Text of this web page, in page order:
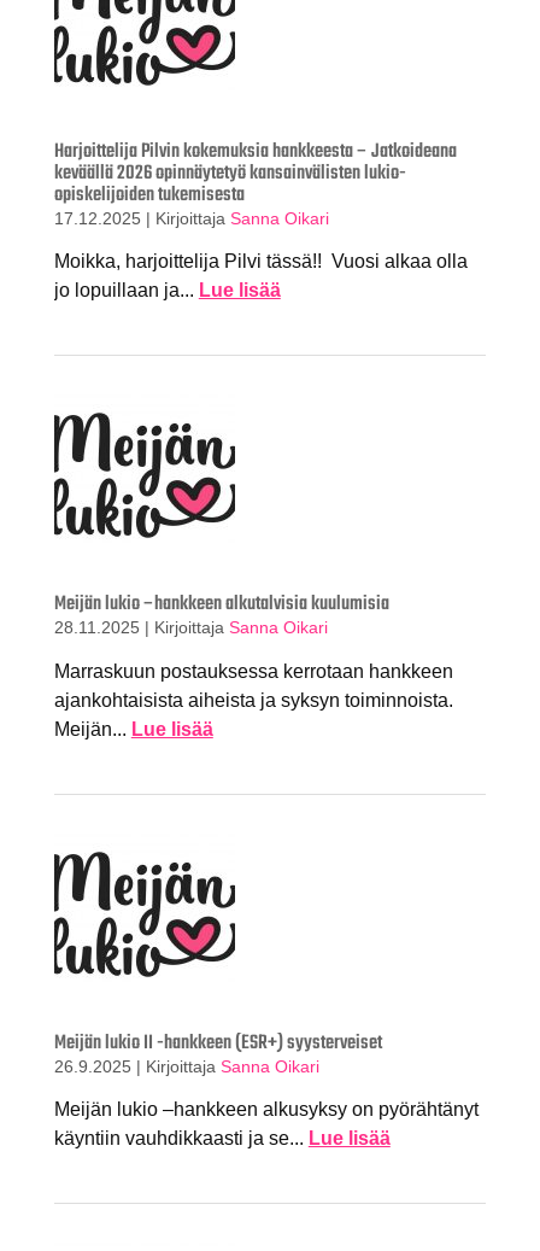
Harjoittelija Pilvin kokemuksia hankkeesta – Jatkoideana
keväällä 2026 opinnäytetyö kansainvälisten lukio-
opiskelijoiden tukemisesta
17.12.2025 | Kirjoittaja Sanna Oikari
Moikka, harjoittelija Pilvi tässä!! Vuosi alkaa olla
jo lopuillaan ja... Lue lisää
Meijän lukio –hankkeen alkutalvisia kuulumisia
28.11.2025 | Kirjoittaja Sanna Oikari
Marraskuun postauksessa kerrotaan hankkeen
ajankohtaisista aiheista ja syksyn toiminnoista.
Meijän... Lue lisää
Meijän lukio II -hankkeen (ESR+) syysterveiset
26.9.2025 | Kirjoittaja Sanna Oikari
Meijän lukio –hankkeen alkusyksy on pyörähtänyt
käyntiin vauhdikkaasti ja se... Lue lisää